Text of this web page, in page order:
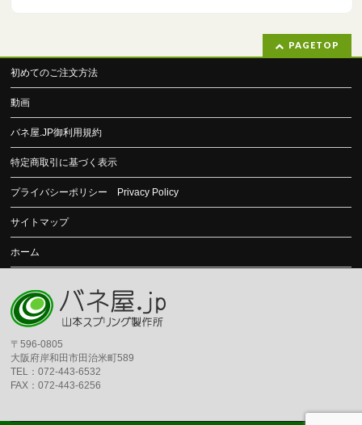
PAGETOP
初めてのご注文方法
動画
バネ屋.JP御利用規約
特定商取引に基づく表示
プライバシーポリシー Privacy Policy
サイトマップ
ホーム
〒596-0805
大阪府岸和田市田治米町589
TEL：072-443-6532
FAX：072-443-6256